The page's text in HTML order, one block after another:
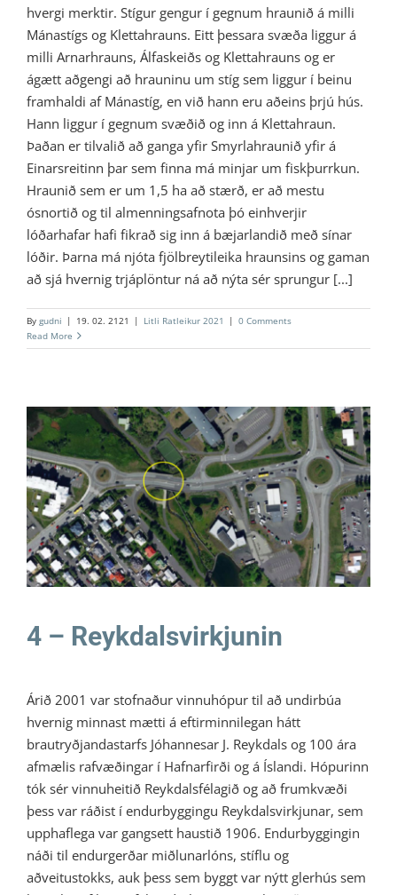
hvergi merktir. Stígur gengur í gegnum hraunið á milli
Mánastígs og Klettahrauns. Eitt þessara svæða liggur á
milli Arnarhrauns, Álfaskeiðs og Klettahrauns og er
ágætt aðgengi að hrauninu um stíg sem liggur í beinu
framhaldi af Mánastíg, en við hann eru aðeins þrjú hús.
Hann liggur í gegnum svæðið og inn á Klettahraun.
Þaðan er tilvalið að ganga yfir Smyrlahraunið yfir á
Einarsreitinn þar sem finna má minjar um fiskþurrkun.
Hraunið sem er um 1,5 ha að stærð, er að mestu
ósnortið og til almenningsafnota þó einhverjir
lóðarhafar hafi fikrað sig inn á bæjarlandið með sínar
lóðir. Þarna má njóta fjölbreytileika hraunsins og gaman
að sjá hvernig trjáplöntur ná að nýta sér sprungur [...]
By gudni | 19. 02. 2121 | Litli Ratleikur 2021 | 0 Comments
Read More
4 – Reykdalsvirkjunin
Litli Ratleikur 2021
4 – Reykdalsvirkjunin
Árið 2001 var stofnaður vinnuhópur til að undirbúa
hvernig minnast mætti á eftirminnilegan hátt
brautryðjandastarfs Jóhannesar J. Reykdals og 100 ára
afmælis rafvæðingar í Hafnarfirði og á Íslandi. Hópurinn
tók sér vinnuheitið Reykdalsfélagið og að frumkvæði
þess var ráðist í endurbyggingu Reykdalsvirkjunar, sem
upphaflega var gangsett haustið 1906. Endurbyggingin
náði til endurgerðar miðlunarlóns, stíflu og
aðveitustokks, auk þess sem byggt var nýtt glerhús sem